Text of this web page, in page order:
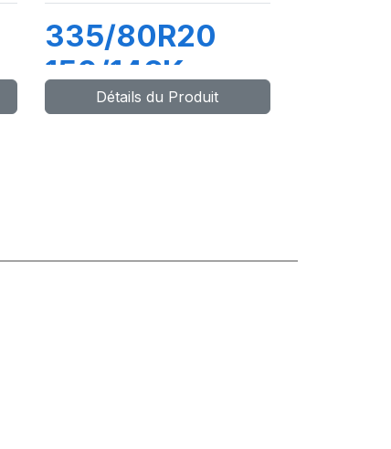
335/80R20
150/146K
XFORCE ZL
Détails du Produit